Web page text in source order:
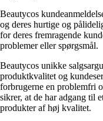
Beautycos
og deres hurtige og
for deres fremragende
problemer eller spørgsmål.
Beautycos unikke
produktkvalitet og
forbrugerne en problemfri
sikrer, at de har adgang til
produkter af høj kvalitet.